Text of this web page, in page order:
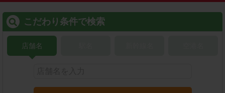
こだわり条件で検索
店舗名